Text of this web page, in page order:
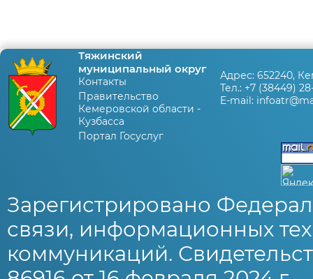
Тяжинский
муниципальный округ
Контакты
Правительство
Кемеровской области -
Кузбасса
Портал Госуслуг
Адрес: 652240,
Тел.: +7 (38449)
E-mail:
Зарегистрировано
связи, информационных
коммуникаций.